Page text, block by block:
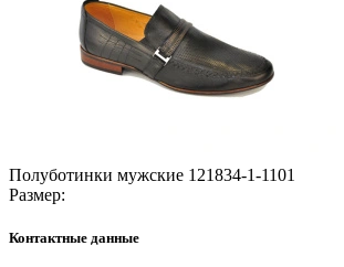
Полуботинки мужские 121834-1-1101
Размер:
Контактные данные